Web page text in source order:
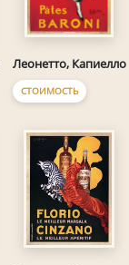
Леонетто, Капиелло
СТОИМОСТЬ